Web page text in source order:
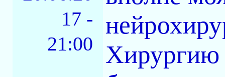
17 -
21:00 Хирургию